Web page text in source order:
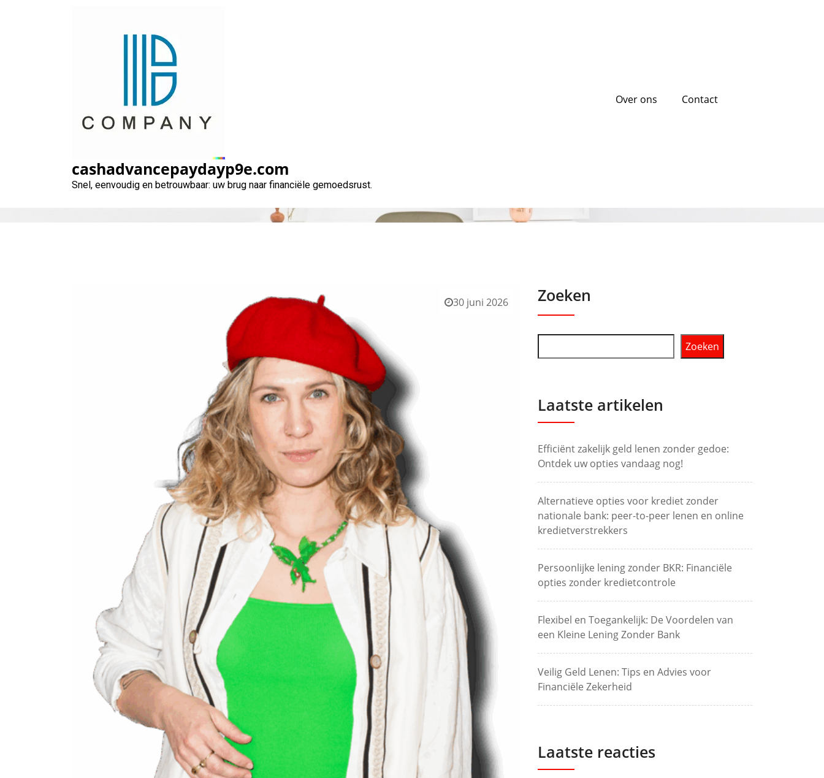
cashadvancepaydayp9e.com
Snel, eenvoudig en betrouwbaar: uw brug naar financiële gemoedsrust.
Over ons Contact
30 juni 2026 Zoeken
Zoeken
Laatste artikelen
Efficiënt zakelijk geld lenen zonder gedoe:
Ontdek uw opties vandaag nog!
Alternatieve opties voor krediet zonder
nationale bank: peer-to-peer lenen en online
kredietverstrekkers
Persoonlijke lening zonder BKR: Financiële
opties zonder kredietcontrole
Flexibel en Toegankelijk: De Voordelen van
een Kleine Lening Zonder Bank
Veilig Geld Lenen: Tips en Advies voor
Financiële Zekerheid
Laatste reacties